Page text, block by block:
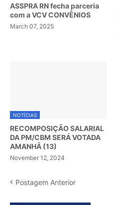
ASSPRA RN fecha parceria
com a VCV CONVÊNIOS
March 07, 2025
NOTÍCIAS
RECOMPOSIÇÃO SALARIAL
DA PM/CBM SERÁ VOTADA
AMANHÃ (13)
November 12, 2024
Postagem Anterior